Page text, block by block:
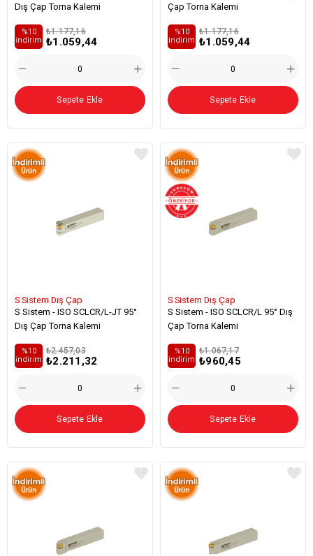
Dış Çap Torna Kalemi
₺1.059,44
₺1.177,16
%10
i̇ndirim
Sepete Ekle
Çap Torna Kalemi
₺1.059,44
₺1.177,16
%10
i̇ndirim
Sepete Ekle
S Sistem Dış Çap
S Sistem - ISO SCLCR/L-JT 95°
Dış Çap Torna Kalemi
₺2.211,32
₺2.457,03
%10
i̇ndirim
Sepete Ekle
S Sistem Dış Çap
S Sistem - ISO SCLCR/L 95° Dış
Çap Torna Kalemi
₺960,45
₺1.067,17
%10
i̇ndirim
Sepete Ekle